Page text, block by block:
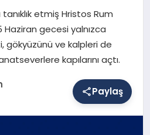
tanıklık etmiş Hristos Rum
Haziran gecesi yalnızca
gökyüzünü ve kalpleri de
kapılarını açtı.
Paylaş